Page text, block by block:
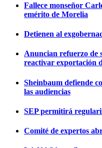
Fallece monseñor
emérito de Morelia
Detienen al
Anuncian refuerzo de
reactivar exportación
Sheinbaum defiende
las audiencias
SEP permitirá
Comité de expertos